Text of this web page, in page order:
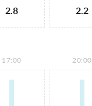
2.8 2.2
17:00 20:00